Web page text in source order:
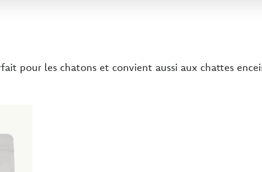
pour les chatons et convient aussi aux chattes